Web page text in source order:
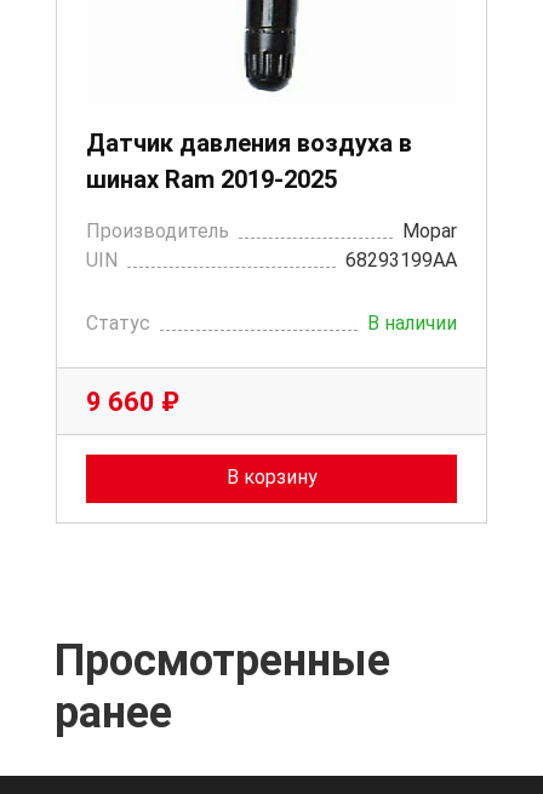
Датчик давления воздуха в
шинах Ram 2019-2025
Производитель
Mopar
UIN
68293199AA
Статус В наличии
9 660 ₽
В корзину
Просмотренные
ранее